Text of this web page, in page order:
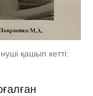
қашып кетті: